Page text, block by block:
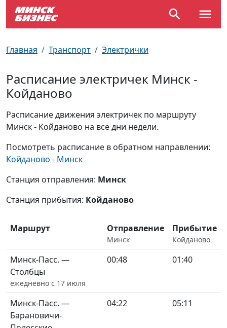
Главная Транспорт Электрички
Расписание электричек Минск -
Койданово
Расписание движения электричек по маршруту
Минск - Койданово на все дни недели.
Посмотреть расписание в обратном направлении:
Койданово - Минск
Станция отправления: Минск
Станция прибытия: Койданово
Маршрут Отправление
Минск
Прибытие
Койданово
Минск-Пасс. —
Столбцы
ежедневно с 17 июля
00:48 01:40
Минск-Пасс. —
Барановичи-
04:22 05:11
Возле метро
Почтовые индексы
Улицы Минска
Производственный календарь
Схема метро
Пробки на дорогах
Самолеты